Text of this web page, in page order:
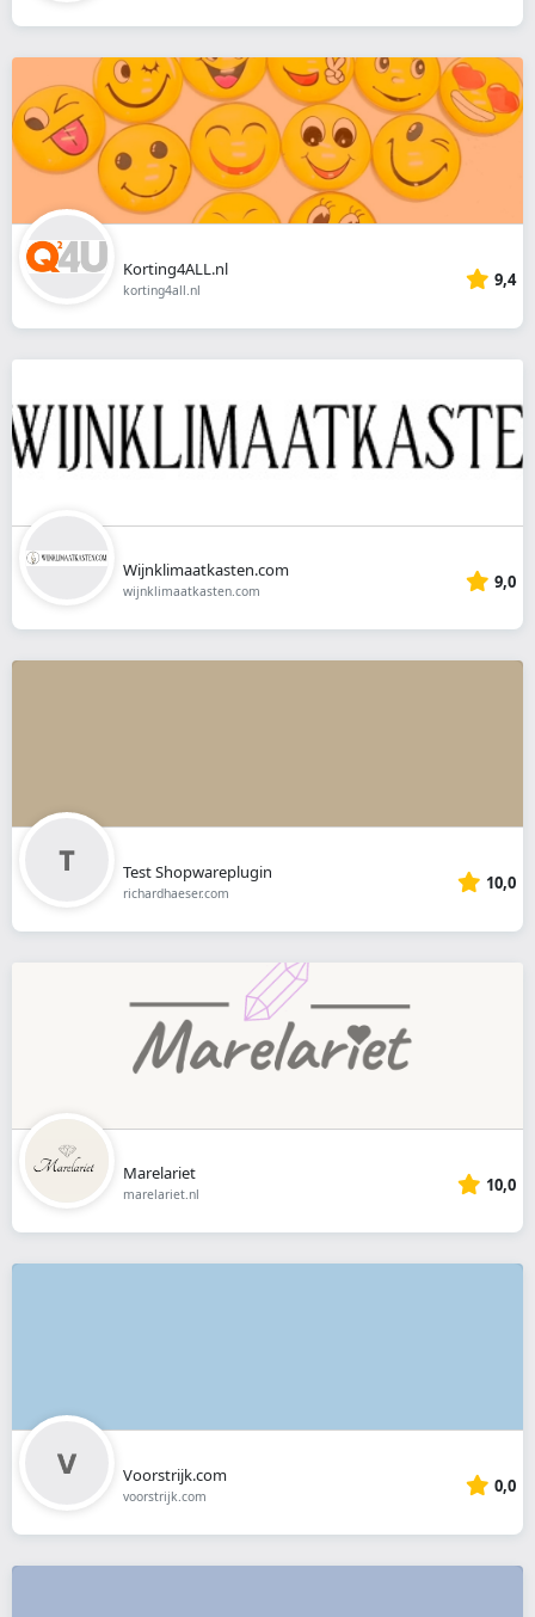
Korting4ALL.nl
korting4all.nl 9,4
Wijnklimaatkasten.com
wijnklimaatkasten.com 9,0
Test Shopwareplugin
richardhaeser.com 10,0
Marelariet
marelariet.nl 10,0
Voorstrijk.com
voorstrijk.com 0,0